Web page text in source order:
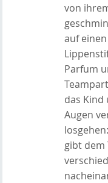
von
auf
Parfum
das Kind
Augen
gibt dem